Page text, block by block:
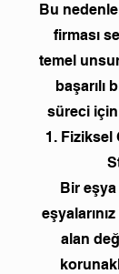
Bu
firması
temel
başarılı
süreci için
1. Fiziksel
Bir
alan